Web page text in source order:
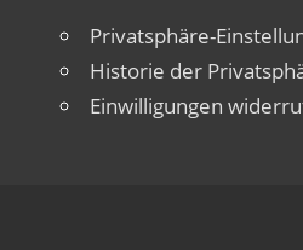
Privatsphäre-
Historie der
Einwilligungen